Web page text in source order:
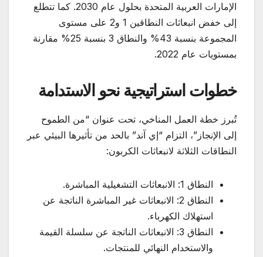
الإمارات العربية المتحدة بحلول عام 2030. كما تتطلع
إلى خفض انبعاثات النطاقين 1 و2 على مستوى
المجموعة بنسبة 43% والنطاق 3 بنسبة 25% مقارنة
بمستويات عام 2022.
خطوات استراتيجية نحو الاستدامة
تُبرز خطة العمل المناخي، تحت عنوان “من الطموح
إلى الإنجاز”، التزام “إي آند” بالحد من تأثيرها البيئي عبر
النطاقات الثلاثة لانبعاثات الكربون:
النطاق 1: الانبعاثات التشغيلية المباشرة.
النطاق 2: الانبعاثات غير المباشرة الناتجة عن
استهلاك الكهرباء.
النطاق 3: الانبعاثات الناتجة عن سلسلة القيمة
والاستخدام النهائي للمنتجات.